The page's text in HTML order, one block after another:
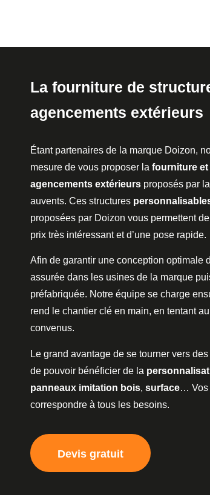
La fourniture de
agencements extérieurs
Étant partenaires de la marque Doizon,
mesure de vous proposer la fourniture
agencements extérieurs proposés par
auvents. Ces structures
proposées par Doizon vous permettent
prix très intéressant et d’une pose rapide.
Afin de garantir une conception optimale
assurée dans les usines de la marque
préfabriquée. Notre équipe se charge
rend le chantier clé en main, en tentant
convenus.
Le grand avantage de se tourner vers
de pouvoir bénéficier de la
panneaux imitation bois, surface… Vos
correspondre à tous les besoins.
Devis gratuit